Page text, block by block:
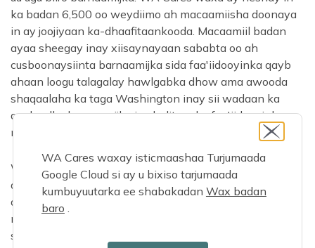
ka badan 6,500 oo weydiimo ah macaamiisha doonaya
in ay joojiyaan ka-dhaafitaankooda. Macaamiil badan
ayaa sheegay inay xiisaynayaan sababta oo ah
cusboonaysiinta barnaamijka sida faa'iidooyinka qayb
ahaan loogu talagalay hawlgabka dhow ama awooda
shaqaalaha ka taga Washington inay sii wadaan ka
qaybgalka barnaamijka iyo helitaanka faa'iidooyinka
mustaqbalka.
Waaxda Amniga Shaqaalaynta waxay la xidhiidhi
doontaa shaqaalaha leh ka-dhaafitaanka caymiska
daryeelka muddada-dheer ee gaarka ah si ay u bixiyaan
macluumaad dheeraad ah ka dib marka qaybtan
sharciga ahi dhaqan gasho Jan. 1, 2026.
WA Cares waxay isticmaashaa Turjumaada
Google Cloud si ay u bixiso tarjumaada
kumbuyuutarka ee shabakadan Wax badan
baro .